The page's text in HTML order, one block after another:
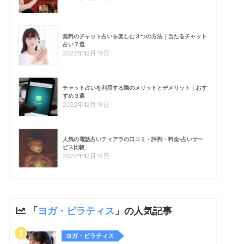
無料のチャット占いを楽しむ３つの方法｜当たるチャット
占い７選
2022年12月19日
チャット占いを利用する際のメリットとデメリット｜おす
すめ３選
2022年12月19日
人気の電話占いティアラの口コミ・評判・料金-占いサー
ビス比較
2022年12月19日
「ヨガ・ピラティス 」の人気記事
ヨガ・ピラティス